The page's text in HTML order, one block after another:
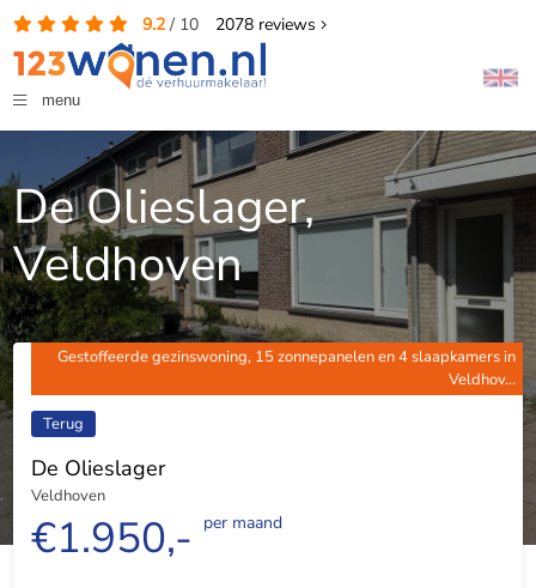
9.2/ 10 2078reviews
menu
De Olieslager,
Veldhoven
Gestoffeerde gezinswoning, 15 zonnepanelen en 4 slaapkamers in
Veldhov...
Terug
De Olieslager
Veldhoven
€1.950,- per maand